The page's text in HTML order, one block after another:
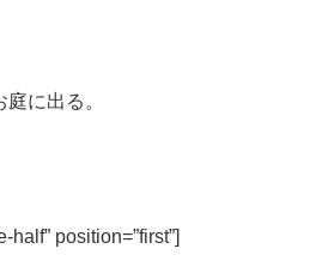
に出る。
half” position=”first”]